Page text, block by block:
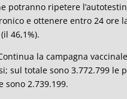
potranno ripetere
e ottenere entro 24 ore
46,1%).
la campagna
sul totale sono 3.772.799 le
sono 2.739.199.